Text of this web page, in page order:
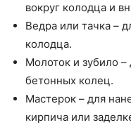
вокруг колодца и
Ведра или тачка –
колодца.
Молоток и зубило –
бетонных колец.
Мастерок – для
кирпича или